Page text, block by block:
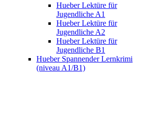
Hueber Lektüre für
Jugendliche A1
Hueber Lektüre für
Jugendliche A2
Hueber Lektüre für
Jugendliche B1
Hueber Spannender Lernkrimi
(niveau A1/B1)